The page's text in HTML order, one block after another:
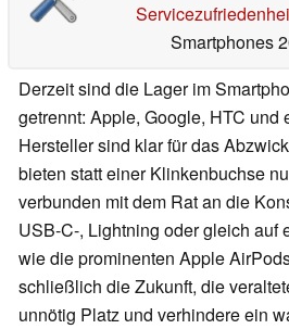
Smartphones
Derzeit sind die Lager im
getrennt: Apple, Google, HTC und
Hersteller sind klar für das
bieten statt einer Klinkenbuchse
verbunden mit dem Rat an die
USB-C-, Lightning oder gleich auf
wie die prominenten Apple
schließlich die Zukunft, die
unnötig Platz und verhindere ein